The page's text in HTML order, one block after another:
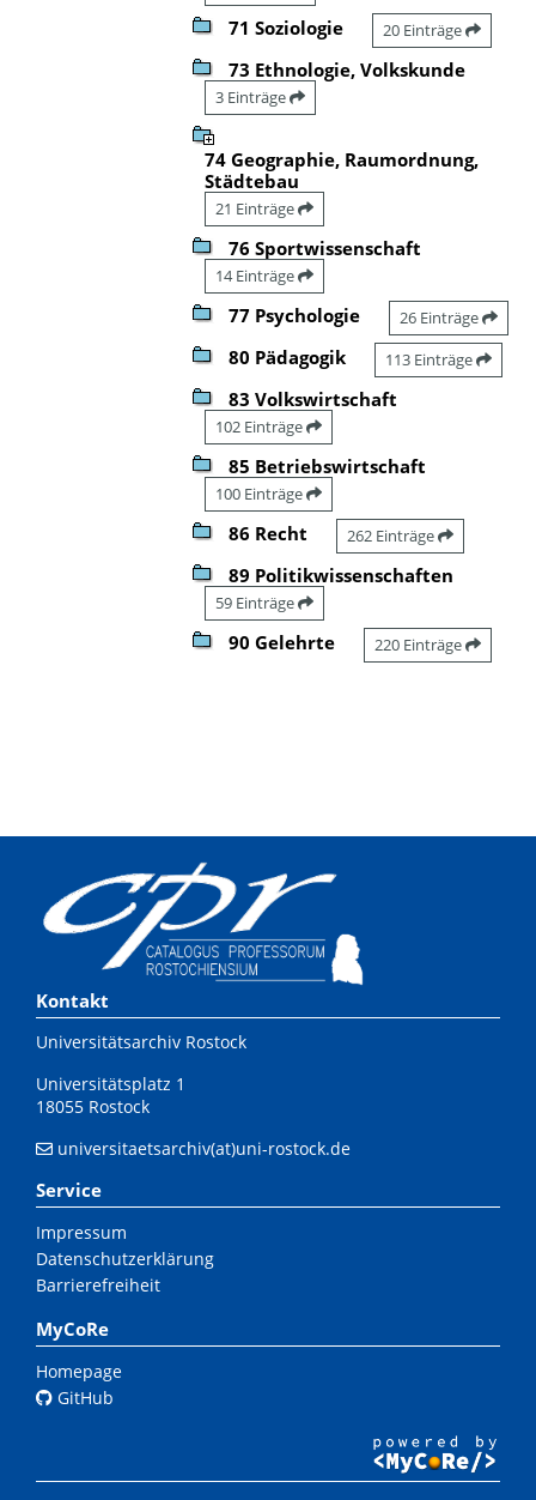
71 Soziologie 20 Einträge
73 Ethnologie, Volkskunde
3 Einträge
74 Geographie, Raumordnung,
Städtebau
21 Einträge
76 Sportwissenschaft
14 Einträge
77 Psychologie 26 Einträge
80 Pädagogik 113 Einträge
83 Volkswirtschaft
102 Einträge
85 Betriebswirtschaft
100 Einträge
86 Recht 262 Einträge
89 Politikwissenschaften
59 Einträge
90 Gelehrte 220 Einträge
Kontakt
Universitätsarchiv Rostock
Universitätsplatz 1
18055 Rostock
universitaetsarchiv(at)uni-rostock.de
Service
Impressum
Datenschutzerklärung
Barrierefreiheit
MyCoRe
Homepage
GitHub